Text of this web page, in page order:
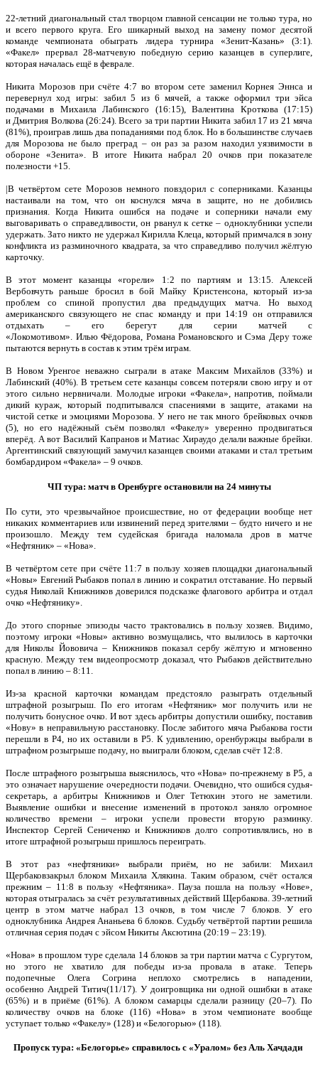
22-летний диагональный стал творцом главной сенсации не только тура, но
и всего первого круга. Его шикарный выход на замену помог десятой
команде чемпионата обыграть лидера турнира «Зенит-Казань» (3:1).
«Факел» прервал 28-матчевую победную серию казанцев в суперлиге,
которая началась ещё в феврале.
Никита Морозов при счёте 4:7 во втором сете заменил Корнея Эннса и
перевернул ход игры: забил 5 из 6 мячей, а также оформил три эйса
подачами в Михаила Лабинского (16:15), Валентина Кроткова (17:15)
и Дмитрия Волкова (26:24). Всего за три партии Никита забил 17 из 21 мяча
(81%), проиграв лишь два попаданиями под блок. Но в большинстве случаев
для Морозова не было преград – он раз за разом находил уязвимости в
обороне «Зенита». В итоге Никита набрал 20 очков при показателе
полезности +15.
|В четвёртом сете Морозов немного повздорил с соперниками. Казанцы
настаивали на том, что он коснулся мяча в защите, но не добились
признания. Когда Никита ошибся на подаче и соперники начали ему
выговаривать о справедливости, он рванул к сетке – одноклубники успели
удержать. Зато никто не удержал Кирилла Клеца, который примчался в зону
конфликта из разминочного квадрата, за что справедливо получил жёлтую
карточку.
В этот момент казанцы «горели» 1:2 по партиям и 13:15. Алексей
Вербовчуть раньше бросил в бой Майку Кристенсона, который из-за
проблем со спиной пропустил два предыдущих матча. Но выход
американского связующего не спас команду и при 14:19 он отправился
отдыхать – его берегут для серии матчей с
«Локомотивом». Илью Фёдорова, Романа Романовского и Сэма Деру тоже
пытаются вернуть в состав к этим трём играм.
В Новом Уренгое неважно сыграли в атаке Максим Михайлов (33%) и
Лабинский (40%). В третьем сете казанцы совсем потеряли свою игру и от
этого сильно нервничали. Молодые игроки «Факела», напротив, поймали
дикий кураж, который подпитывался спасениями в защите, атаками на
чистой сетке и эмоциями Морозова. У него не так много брейковых очков
(5), но его надёжный съём позволял «Факелу» уверенно продвигаться
вперёд. А вот Василий Капранов и Матиас Хираудо делали важные брейки.
Аргентинский связующий замучил казанцев своими атаками и стал третьим
бомбардиром «Факела» – 9 очков.
ЧП тура: матч в Оренбурге остановили на 24 минуты
По сути, это чрезвычайное происшествие, но от федерации вообще нет
никаких комментариев или извинений перед зрителями – будто ничего и не
произошло. Между тем судейская бригада наломала дров в матче
«Нефтяник» – «Нова».
В четвёртом сете при счёте 11:7 в пользу хозяев площадки диагональный
«Новы» Евгений Рыбаков попал в линию и сократил отставание. Но первый
судья Николай Книжников доверился подсказке флагового арбитра и отдал
очко «Нефтянику».
До этого спорные эпизоды часто трактовались в пользу хозяев. Видимо,
поэтому игроки «Новы» активно возмущались, что вылилось в карточки
для Николы Йововича – Книжников показал сербу жёлтую и мгновенно
красную. Между тем видеопросмотр доказал, что Рыбаков действительно
попал в линию – 8:11.
Из-за красной карточки командам предстояло разыграть отдельный
штрафной розыгрыш. По его итогам «Нефтяник» мог получить или не
получить бонусное очко. И вот здесь арбитры допустили ошибку, поставив
«Нову» в неправильную расстановку. После забитого мяча Рыбакова гости
перешли в P4, но их оставили в P5. К удивлению, оренбуржцы выбрали в
штрафном розыгрыше подачу, но выиграли блоком, сделав счёт 12:8.
После штрафного розыгрыша выяснилось, что «Нова» по-прежнему в P5, а
это означает нарушение очередности подачи. Очевидно, что ошибся судья-
секретарь, а арбитры Книжников и Олег Тетюхин этого не заметили.
Выявление ошибки и внесение изменений в протокол заняло огромное
количество времени – игроки успели провести вторую разминку.
Инспектор Сергей Сениченко и Книжников долго сопротивлялись, но в
итоге штрафной розыгрыш пришлось переиграть.
В этот раз «нефтяники» выбрали приём, но не забили: Михаил
Щербаковзакрыл блоком Михаила Хлякина. Таким образом, счёт остался
прежним – 11:8 в пользу «Нефтяника». Пауза пошла на пользу «Нове»,
которая отыгралась за счёт результативных действий Щербакова. 39-летний
центр в этом матче набрал 13 очков, в том числе 7 блоков. У его
одноклубника Андрея Ананьева 6 блоков. Судьбу четвёртой партии решила
отличная серия подач с эйсом Никиты Аксютина (20:19 – 23:19).
«Нова» в прошлом туре сделала 14 блоков за три партии матча с Сургутом,
но этого не хватило для победы из-за провала в атаке. Теперь
подопечные Олега Согрина неплохо смотрелись в нападении,
особенно Андрей Титич(11/17). У доигровщика ни одной ошибки в атаке
(65%) и в приёме (61%). А блоком самарцы сделали разницу (20–7). По
количеству очков на блоке (116) «Нова» в этом чемпионате вообще
уступает только «Факелу» (128) и «Белогорью» (118).
Пропуск тура: «Белогорье» справилось с «Уралом» без Аль Хачдади